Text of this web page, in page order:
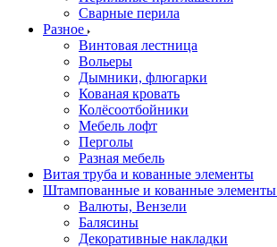
Сварные перила
Разное
Винтовая лестница
Вольеры
Дымники, флюгарки
Кованая кровать
Колёсоотбойники
Мебель лофт
Перголы
Разная мебель
Витая труба и кованные элементы
Штампованные и кованные элементы
Валюты, Вензели
Балясины
Декоративные накладки